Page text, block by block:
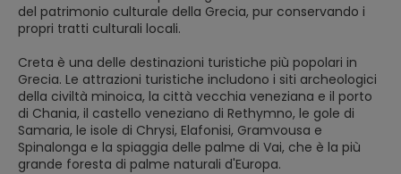
del patrimonio culturale della Grecia, pur conservando i
propri tratti culturali locali.
Creta è una delle destinazioni turistiche più popolari in
Grecia. Le attrazioni turistiche includono i siti archeologici
della civiltà minoica, la città vecchia veneziana e il porto
di Chania, il castello veneziano di Rethymno, le gole di
Samaria, le isole di Chrysi, Elafonisi, Gramvousa e
Spinalonga e la spiaggia delle palme di Vai, che è la più
grande foresta di palme naturali d'Europa.